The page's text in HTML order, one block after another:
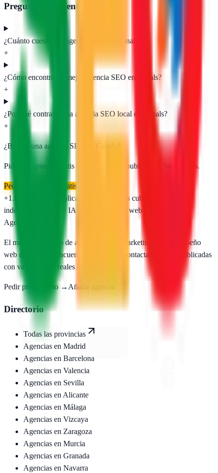
Preguntas frecuentes
¿Cuánto cuesta una agencia SEO en Canals?
+
¿Cómo encontrar la mejor agencia SEO en Canals?
+
¿Por qué contratar una agencia SEO local en Canals?
+
¿Buscas una agencia SEO en ?
Pide presupuesto gratis a las agencias publicadas. Sin registro.
Pedir presupuesto gratis
+1.650
agencias publicadas provincias cubiertas
independiente
SEO · IA · GEO · Diseño web
AgenciasSEO
El mayor directorio de agencias SEO, marketing digital y diseño
web de España. Encuentra, compara y contacta agencias publicadas
con valoraciones reales de Google.
Pedir presupuesto → Añadir agencia
Directorio
Todas las provincias
Agencias en Madrid
Agencias en Barcelona
Agencias en Valencia
Agencias en Sevilla
Agencias en Alicante
Agencias en Málaga
Agencias en Vizcaya
Agencias en Zaragoza
Agencias en Murcia
Agencias en Granada
Agencias en Navarra